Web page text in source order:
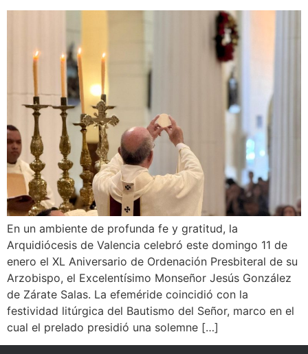
‎En un ambiente de profunda fe y gratitud, la
Arquidiócesis de Valencia celebró este domingo 11 de
enero el XL Aniversario de Ordenación Presbiteral de su
Arzobispo, el Excelentísimo Monseñor Jesús González
de Zárate Salas. La efeméride coincidió con la
festividad litúrgica del Bautismo del Señor, marco en el
cual el prelado presidió una solemne […]